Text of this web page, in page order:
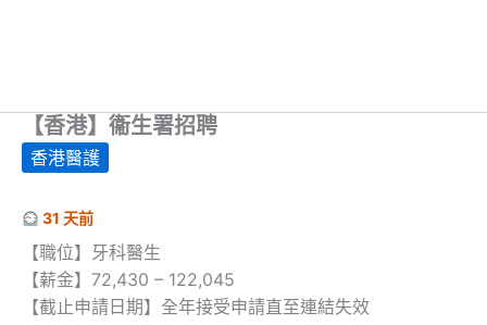
【香港】衞生署招聘
香港醫護
31 天前
【職位】牙科醫生
【薪金】72,430 – 122,045
【截止申請日期】全年接受申請直至連結失效